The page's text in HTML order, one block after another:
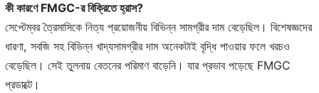
কী কারণে FMGC-র বিক্রিতে হ্রাস?
সেপ্টেম্বর ত্রৈমাসিকে নিত্য প্রয়োজনীয় বিভিন্ন সামগ্রীর দাম বেড়েছিল। বিশেষজ্ঞদের
ধারণা, সবজি সহ বিভিন্ন খাদ্যসামগ্রীর দাম অনেকটাই বৃদ্ধি পাওয়ার ফলে খরচও
বেড়েছিল। সেই তুলনায় বেতনের পরিমাণ বাড়েনি। যার প্রভাব পড়েছে FMGC
প্রডাক্টে।